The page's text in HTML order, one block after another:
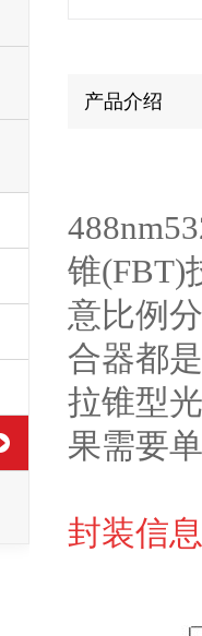
产品介绍
锥(FBT)
意比例
合器都
拉锥型
果需要
封装信